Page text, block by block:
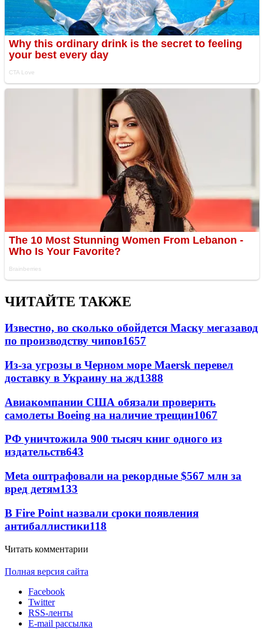
ЧИТАЙТЕ ТАКЖЕ
Известно, во сколько обойдется Маску мегазавод
по производству чипов1657
Из-за угрозы в Черном море Maersk перевел
доставку в Украину на жд1388
Авиакомпании США обязали проверить
самолеты Boeing на наличие трещин1067
РФ уничтожила 900 тысяч книг одного из
издательств643
Meta оштрафовали на рекордные $567 млн за
вред детям133
В Fire Point назвали сроки появления
антибаллистики118
Читать комментарии
Полная версия сайта
Facebook
Twitter
RSS-ленты
E-mail рассылка